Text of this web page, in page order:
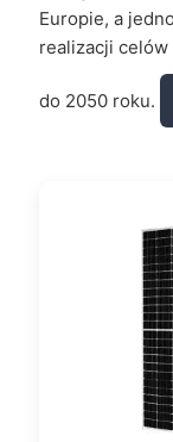
Europie, a
realizacji
do 2050 roku.